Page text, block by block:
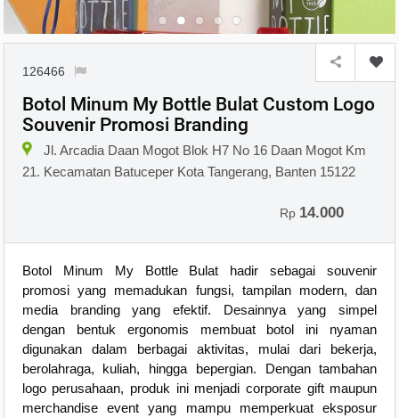
126466
Botol Minum My Bottle Bulat Custom Logo
Souvenir Promosi Branding
Jl. Arcadia Daan Mogot Blok H7 No 16 Daan Mogot Km
21. Kecamatan Batuceper Kota Tangerang, Banten 15122
Rp 14.000
Botol Minum My Bottle Bulat hadir sebagai souvenir
promosi yang memadukan fungsi, tampilan modern, dan
media branding yang efektif. Desainnya yang simpel
dengan bentuk ergonomis membuat botol ini nyaman
digunakan dalam berbagai aktivitas, mulai dari bekerja,
berolahraga, kuliah, hingga bepergian. Dengan tambahan
logo perusahaan, produk ini menjadi corporate gift maupun
merchandise event yang mampu memperkuat eksposur